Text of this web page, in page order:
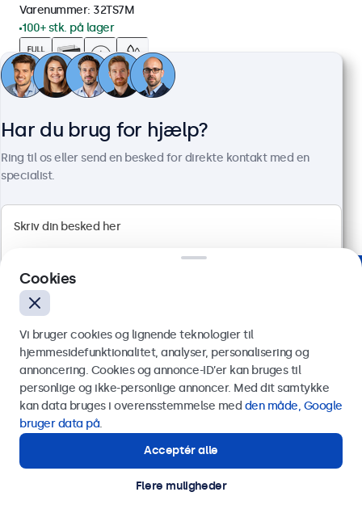
Varenummer: 32TS7M
100+ stk. på lager
Full HD-panel med multi-touch
Montering: skrivebord, indbygget, væg
Ydermål: 745 x 440 x 46 mm
5.399,00 kr.
Har du brug for hjælp?
Ring til os eller send en besked for direkte kontakt med en
specialist.
Send
Eller ring til os på
Kontakt vores specialister.
Cookies
Vi bruger cookies og lignende teknologier til
hjemmesidefunktionalitet, analyser, personalisering og
annoncering. Cookies og annonce-ID’er kan bruges til
personlige og ikke-personlige annoncer. Med dit samtykke
kan data bruges i overensstemmelse med den måde, Google
bruger data på.
Acceptér alle
Flere muligheder